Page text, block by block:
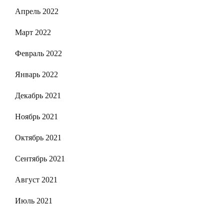
Апрель 2022
Март 2022
Февраль 2022
Январь 2022
Декабрь 2021
Ноябрь 2021
Октябрь 2021
Сентябрь 2021
Август 2021
Июль 2021